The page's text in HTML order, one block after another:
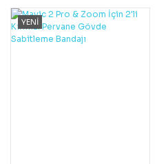
YENİ